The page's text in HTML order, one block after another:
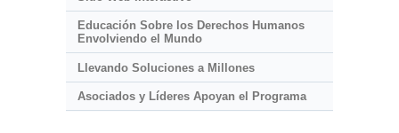
Educación Sobre los Derechos Humanos
Envolviendo el Mundo
Llevando Soluciones a Millones
Asociados y Líderes Apoyan el Programa